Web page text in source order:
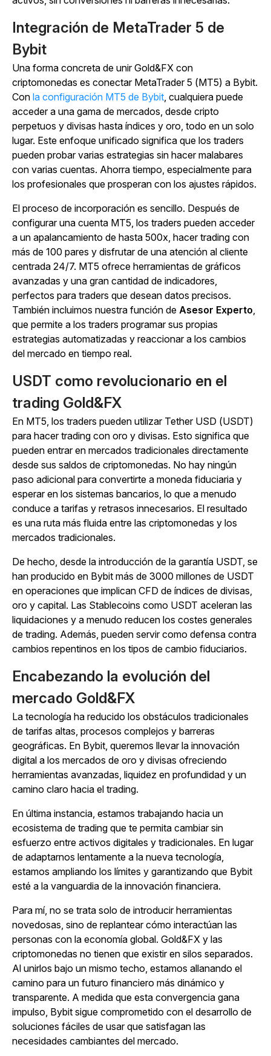
Integración de MetaTrader 5 de
Bybit
Una forma concreta de unir Gold&FX con
criptomonedas es conectar MetaTrader 5 (MT5) a Bybit.
Con la configuración MT5 de Bybit , cualquiera puede
acceder a una gama de mercados, desde cripto
perpetuos y divisas hasta índices y oro, todo en un solo
lugar. Este enfoque unificado significa que los traders
pueden probar varias estrategias sin hacer malabares
con varias cuentas. Ahorra tiempo, especialmente para
los profesionales que prosperan con los ajustes rápidos.
El proceso de incorporación es sencillo. Después de
configurar una cuenta MT5, los traders pueden acceder
a un apalancamiento de hasta 500x, hacer trading con
más de 100 pares y disfrutar de una atención al cliente
centrada 24/7. MT5 ofrece herramientas de gráficos
avanzadas y una gran cantidad de indicadores,
perfectos para traders que desean datos precisos.
También incluimos nuestra función de Asesor Experto
que permite a los traders programar sus propias
estrategias automatizadas y reaccionar a los cambios
del mercado en tiempo real.
USDT como revolucionario en el
trading Gold&FX
En MT5, los traders pueden utilizar Tether USD (USDT)
para hacer trading con oro y divisas. Esto significa que
pueden entrar en mercados tradicionales directamente
desde sus saldos de criptomonedas. No hay ningún
paso adicional para convertirte a moneda fiduciaria y
esperar en los sistemas bancarios, lo que a menudo
conduce a tarifas y retrasos innecesarios. El resultado
es una ruta más fluida entre las criptomonedas y los
mercados tradicionales.
De hecho, desde la introducción de la garantía USDT, se
han producido en Bybit más de 3000 millones de USDT
en operaciones que implican CFD de índices de divisas,
oro y capital. Las Stablecoins como USDT aceleran las
liquidaciones y a menudo reducen los costes generales
de trading. Además, pueden servir como defensa contra
cambios repentinos en los tipos de cambio fiduciarios.
Encabezando la evolución del
mercado Gold&FX
La tecnología ha reducido los obstáculos tradicionales
de tarifas altas, procesos complejos y barreras
geográficas. En Bybit, queremos llevar la innovación
digital a los mercados de oro y divisas ofreciendo
herramientas avanzadas, liquidez en profundidad y un
camino claro hacia el trading.
En última instancia, estamos trabajando hacia un
ecosistema de trading que te permita cambiar sin
esfuerzo entre activos digitales y tradicionales. En lugar
de adaptarnos lentamente a la nueva tecnología,
estamos ampliando los límites y garantizando que Bybit
esté a la vanguardia de la innovación financiera.
Para mí, no se trata solo de introducir herramientas
novedosas, sino de replantear cómo interactúan las
personas con la economía global. Gold&FX y las
criptomonedas no tienen que existir en silos separados.
Al unirlos bajo un mismo techo, estamos allanando el
camino para un futuro financiero más dinámico y
transparente. A medida que esta convergencia gana
impulso, Bybit sigue comprometido con el desarrollo de
soluciones fáciles de usar que satisfagan las
necesidades cambiantes del mercado.